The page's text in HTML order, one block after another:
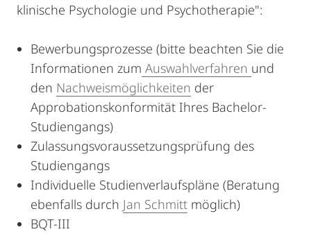
klinische Psychologie und Psychotherapie":
Bewerbungsprozesse (bitte beachten Sie die
Informationen zum Auswahlverfahren und
den Nachweismöglichkeiten der
Approbationskonformität Ihres Bachelor-
Studiengangs)
Zulassungsvoraussetzungsprüfung des
Studiengangs
Individuelle Studienverlaufspläne (Beratung
ebenfalls durch Jan Schmitt möglich)
BQT-III